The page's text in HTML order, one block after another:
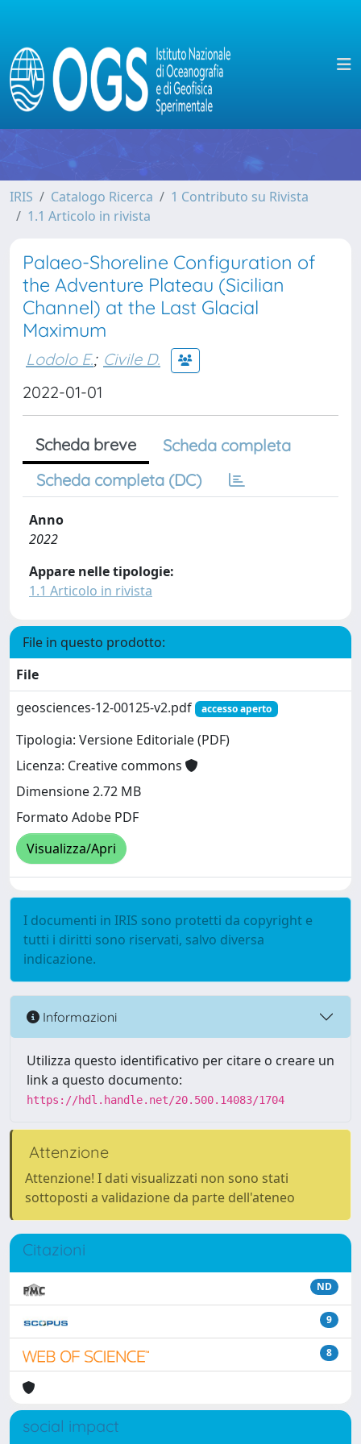
IRIS Catalogo Ricerca
1 Contributo su Rivista
1.1 Articolo in rivista
Palaeo-Shoreline Configuration of
the Adventure Plateau (Sicilian
Channel) at the Last Glacial
Maximum
Lodolo E.; Civile D.
2022-01-01
Scheda breve
Scheda completa
Scheda completa (DC)
Anno
2022
Appare nelle tipologie:
1.1 Articolo in rivista
File in questo prodotto:
File
geosciences-12-00125-v2.pdf
accesso aperto
Tipologia: Versione Editoriale (PDF)
Licenza: Creative commons
Dimensione 2.72 MB
Formato Adobe PDF
Visualizza/Apri
I documenti in IRIS sono protetti da copyright e
tutti i diritti sono riservati, salvo diversa
indicazione.
Informazioni
Utilizza questo identificativo per citare o creare un
link a questo documento:
https://hdl.handle.net/20.500.14083/1704
Attenzione
Attenzione! I dati visualizzati non sono stati
sottoposti a validazione da parte dell'ateneo
Citazioni
ND
9
8
social impact